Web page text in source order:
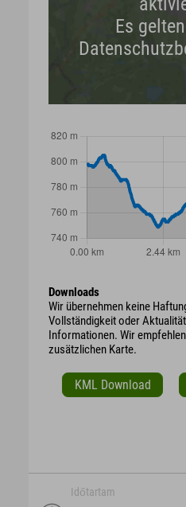
Es
Downloads
Wir übernehmen keine
Vollständigkeit oder
Informationen. Wir
zusätzlichen Karte.
KML Download
Időtartam